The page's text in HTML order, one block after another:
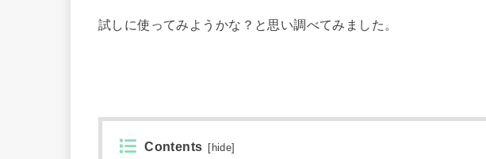
試しに使ってみようかな？と思い調べてみました。
Contents [ hide]